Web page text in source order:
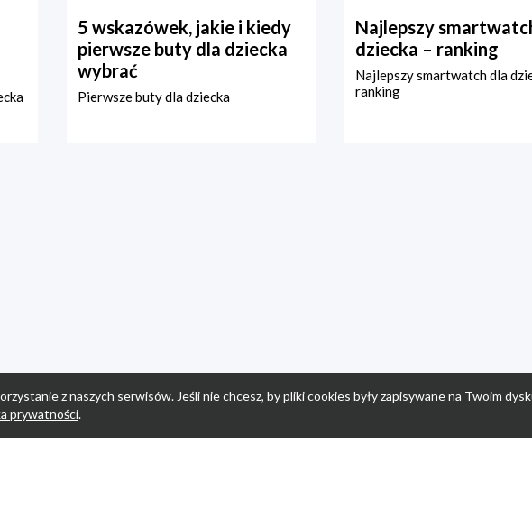
5 wskazówek, jakie i kiedy
pierwsze buty dla dziecka
wybrać
Pierwsze buty dla dziecka
Najlepszy
dziecka – ranking
Najlepszy smartwatch dla
ranking
z naszych serwisów. Jeśli nie chcesz, by pliki cookies były zapisywane na Twoim
prywatności.